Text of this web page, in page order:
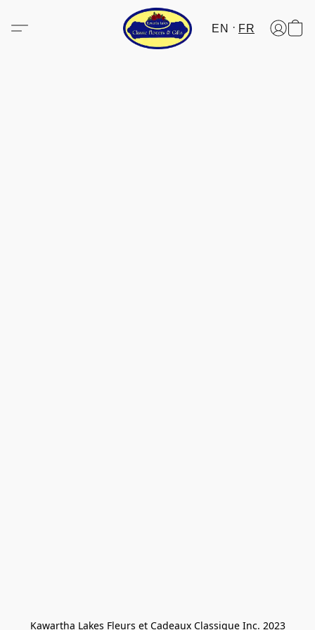
EN FR
Kawartha Lakes Fleurs et Cadeaux Classique Inc. 2023